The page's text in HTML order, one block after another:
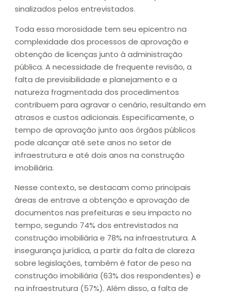
sinalizados pelos entrevistados.
Toda essa morosidade tem seu epicentro na
complexidade dos processos de aprovação e
obtenção de licenças junto à administração
pública. A necessidade de frequente revisão, a
falta de previsibilidade e planejamento e a
natureza fragmentada dos procedimentos
contribuem para agravar o cenário, resultando em
atrasos e custos adicionais. Especificamente, o
tempo de aprovação junto aos órgãos públicos
pode alcançar até sete anos no setor de
infraestrutura e até dois anos na construção
imobiliária.
Nesse contexto, se destacam como principais
áreas de entrave a obtenção e aprovação de
documentos nas prefeituras e seu impacto no
tempo, segundo 74% dos entrevistados na
construção imobiliária e 78% na infraestrutura. A
insegurança jurídica, a partir da falta de clareza
sobre legislações, também é fator de peso na
construção imobiliária (63% dos respondentes) e
na infraestrutura (57%). Além disso, a falta de